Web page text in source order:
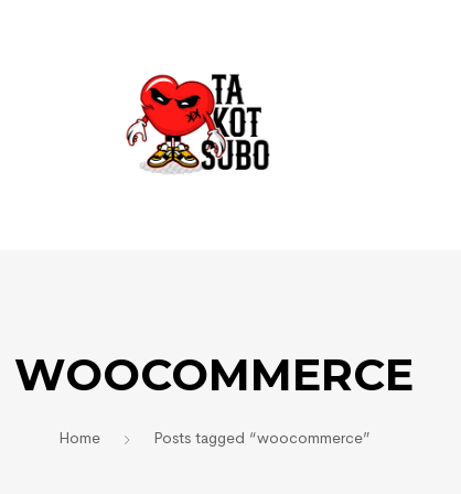
WOOCOMMERCE
Home Posts tagged “woocommerce”